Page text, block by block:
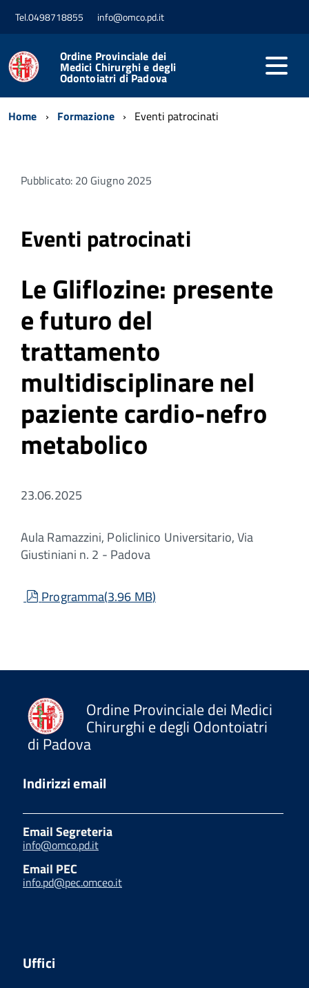
Tel.0498718855 info@omco.pd.it
Ordine Provinciale dei
Medici Chirurghi e degli
Odontoiatri di Padova
Home Formazione Eventi patrocinati
Pubblicato: 20 Giugno 2025
Eventi patrocinati
Le Gliflozine: presente
e futuro del
trattamento
multidisciplinare nel
paziente cardio-nefro
metabolico
23.06.2025
Aula Ramazzini, Policlinico Universitario, Via
Giustiniani n. 2 - Padova
pdf
Programma(3.96 MB)
Ordine Provinciale dei Medici
Chirurghi e degli Odontoiatri
di Padova
Indirizzi email
Email Segreteria
info@omco.pd.it
Email PEC
info.pd@pec.omceo.it
Uffici